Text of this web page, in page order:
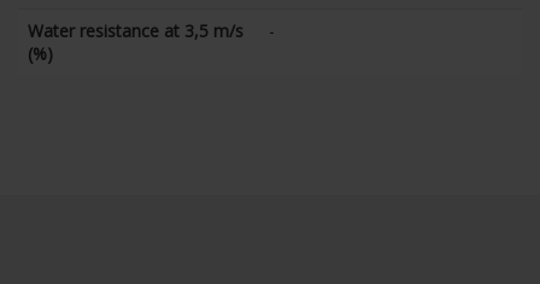
Water resistance at 3,5 m/s
(%)
-